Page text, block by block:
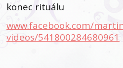
konec rituálu
www.facebook.com/
videos/541800284680961